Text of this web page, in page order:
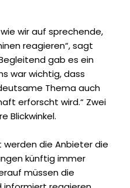
wir auf sprechende,
reagieren“, sagt
gab es ein
war wichtig, dass
Thema auch
erforscht wird.“ Zwei
Blickwinkel.
werden die Anbieter die
künftig immer
müssen die